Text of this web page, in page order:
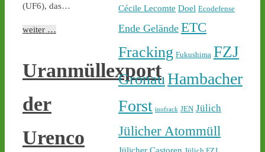
(UF6), das…
weiter …
Uranmüllexport
der
Urenco
1 2
Castor stoppen!
@castorstoppen.bsky.social
22.45 Uhr - der 12. Castor
aus Jülich mit Ziel Ahaus
rollt - Polizei baut
Cécile Lecomte Doel Ecodefense
Ende Gelände ETC
Fracking Fukushima FZJ
GronauHambacher
Forst inofrack JEN Jülich
Jülicher Atommüll